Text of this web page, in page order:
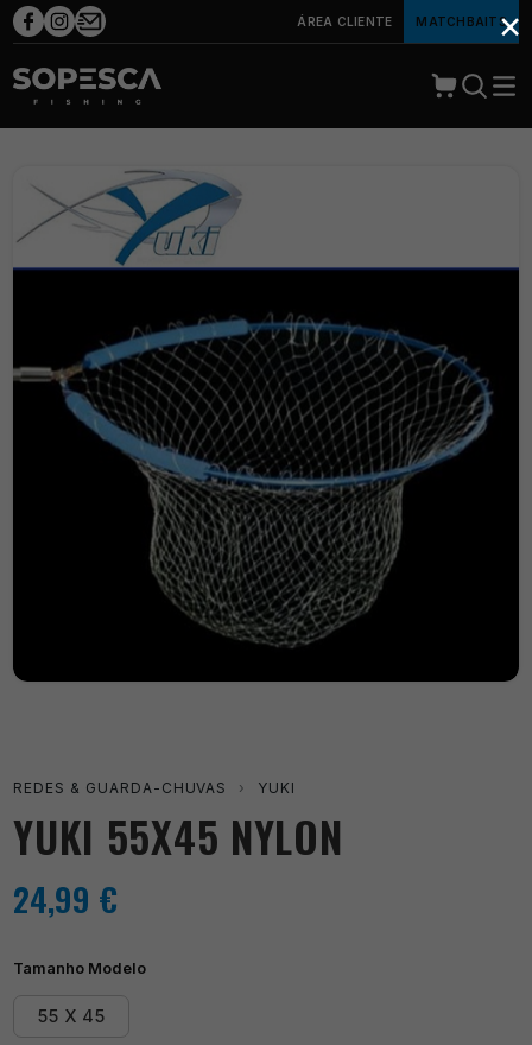
ÁREA CLIENTE MATCHBAITS
REDES & GUARDA-CHUVAS › YUKI
YUKI 55X45 NYLON
24,99 €
Tamanho Modelo
55 X 45
×